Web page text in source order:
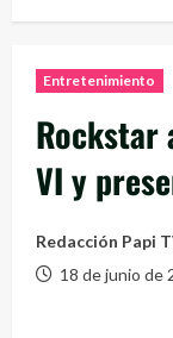
Entretenimiento
Rockstar
VI y
Redacción Papi
18 de junio de